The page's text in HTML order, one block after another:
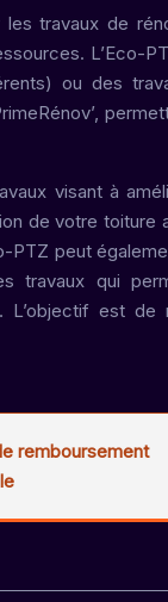
travaux de
L’Eco-
ou des
visant à
de votre toiture
PTZ peut
travaux qui
L’objectif est de
remboursement